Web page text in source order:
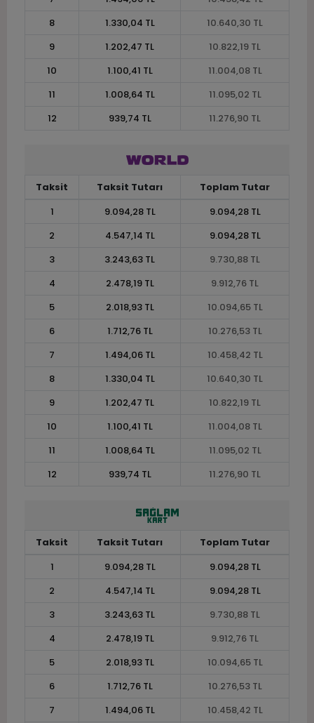
8
1.330,04 TL
10.640,30 TL
9
1.202,47 TL
10.822,19 TL
10
1.100,41 TL
11.004,08 TL
11
1.008,64 TL
11.095,02 TL
12
939,74 TL 11.276,90 TL
Taksit Taksit Tutarı
Toplam Tutar
1
9.094,28 TL
9.094,28 TL
2
4.547,14 TL
9.094,28 TL
3
3.243,63 TL
9.730,88 TL
4
2.478,19 TL
9.912,76 TL
5
2.018,93 TL
10.094,65 TL
6
1.712,76 TL
10.276,53 TL
7
1.494,06 TL
10.458,42 TL
8
1.330,04 TL
10.640,30 TL
9
1.202,47 TL
10.822,19 TL
10
1.100,41 TL
11.004,08 TL
11
1.008,64 TL
11.095,02 TL
12
939,74 TL 11.276,90 TL
Taksit Taksit Tutarı
Toplam Tutar
1
9.094,28 TL
9.094,28 TL
2
4.547,14 TL
9.094,28 TL
3
3.243,63 TL
9.730,88 TL
4
2.478,19 TL
9.912,76 TL
5
2.018,93 TL
10.094,65 TL
6
1.712,76 TL
10.276,53 TL
7
1.494,06 TL
10.458,42 TL